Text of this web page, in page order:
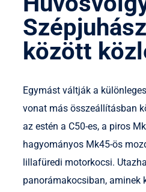
között
Egymást váltják a
vonat más összeállításban
az estén a C50-es, a piros
hagyományos Mk45-ös
lillafüredi motorkocsi.
panorámakocsiban, aminek